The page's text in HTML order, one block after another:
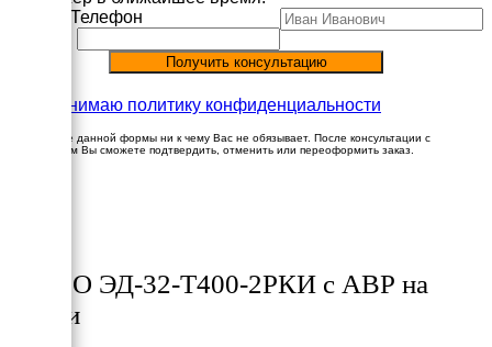
Телефон
Принимаю политику конфиденциальности
Заполнение данной формы ни к чему Вас не обязывает. После консультации с
менеджером Вы сможете подтвердить, отменить или переоформить заказ.
IVECO ЭД-32-Т400-2РКИ с АВР на
шасси